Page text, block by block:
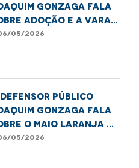
Gonzaga fala
adoção e a Vara
Infância e Juventude
05/2026
defensor público
Gonzaga fala
o Maio Laranja e
ao abuso
05/2026